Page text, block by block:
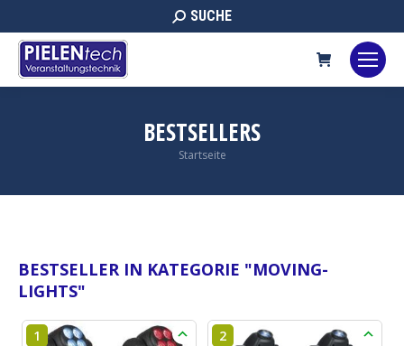
Search:
SUCHE
BESTSELLERS
Sie befinden sich hier:
Startseite
BESTSELLER IN KATEGORIE "MOVING-
LIGHTS"
1 2